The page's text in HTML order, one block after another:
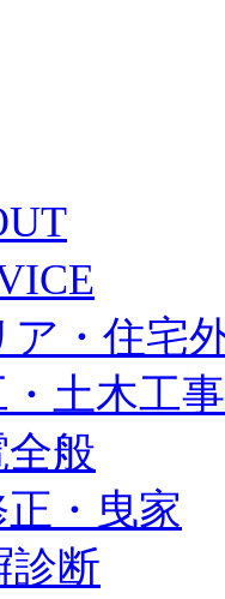
ア・住宅
土木工事
般
・曳家
診断